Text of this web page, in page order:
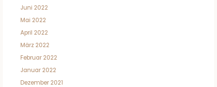
Juni 2022
Mai 2022
April 2022
März 2022
Februar 2022
Januar 2022
Dezember 2021